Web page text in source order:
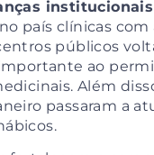
institucionais
país clínicas
públicos
ao
Além
passaram a